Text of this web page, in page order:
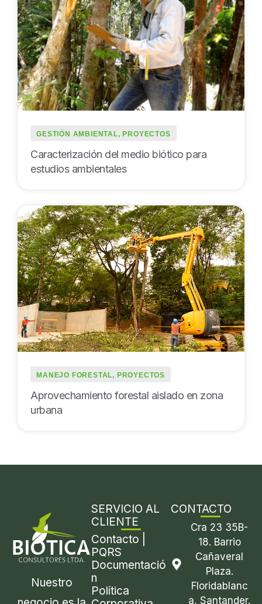
Caracterización del medio biótico para
estudios ambientales
GESTIÓN AMBIENTAL, PROYECTOS
Aprovechamiento forestal aislado en zona
urbana
MANEJO FORESTAL, PROYECTOS
Nuestro
SERVICIO AL
CLIENTE
Contacto |
PQRS
Documentació
n
Política
CONTACTO
Cra 23 35B-
18. Barrio
Cañaveral
Plaza.
Floridablanc
a, Santander.